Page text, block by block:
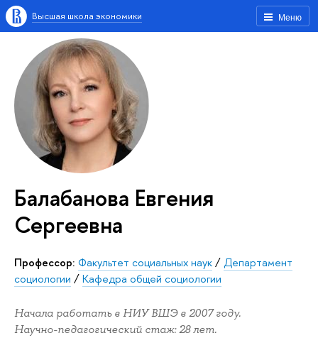
Меню
Высшая школа экономики
Балабанова Евгения
Сергеевна
Профессор: Факультет социальных наук/Департамент
социологии /Кафедра общей социологии
Начала работать в НИУ ВШЭ в 2007 году.
Научно-педагогический стаж: 28 лет.